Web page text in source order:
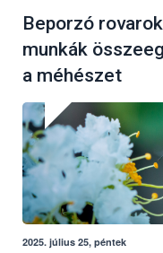
Beporzó
munkák
a méhészet
2025. július 25, péntek